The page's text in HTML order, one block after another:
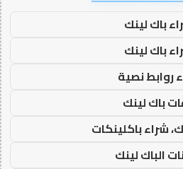
باك لينك
باك لينك
روابط نصية
باك لينك
شراء باكلينكات
الباك لينك